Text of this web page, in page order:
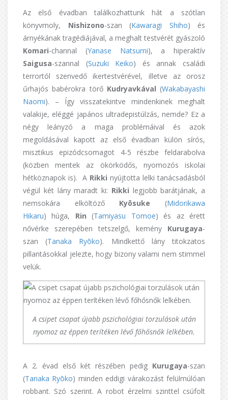
Az első évadban találkozhattunk hát a szótlan
könyvmoly, Nishizono-szan (Kawaragi Shiho) és
árnyékának tragédiájával, a meghalt testvérét gyászoló
Komari-channal (Yanase Natsumi), a hiperaktív
Saigusa-szannal (Suzuki Keiko) és annak családi
terrortól szenvedő ikertestvérével, illetve az orosz
űrhajós babérokra törő Kudryavkával (Wakabayashi
Naomi). – Így visszatekintve mindenkinek meghalt
valakije, eléggé japános ultradepistúlzás, nemde? Ez a
négy leányzó a maga problémáival és azok
megoldásával kapott az első évadban külön sírós,
misztikus epizódcsomagot 4-5 részbe feldarabolva
(közben mentek az ökörködős, nyomozós iskolai
hétköznapok is). A Rikki nyújtotta lelki tanácsadásból
végül két lány maradt ki: Rikki legjobb barátjának, a
nemsokára elköltöző Kyōsuke (Midorikawa
Hikaru) húga, Rin (Tamiyasu Tomoe) és az érett
nővérke szerepében tetszelgő, kemény Kurugaya-
szan (Tanaka Ryōko). Mindkettő lány titokzatos
pillantásokkal jelezte, hogy bizony valami nem stimmel
velük.
A csipet csapat újabb pszichológiai torzulások után
nyomoz az éppen terítéken lévő főhősnők lelkében.
A 2. évad első két részében pedig Kurugaya-szan
(Tanaka Ryōko) minden eddigi várakozást felülmúlóan
robbant. Szó szerint. A robot érzelmi szinttel csúfolt